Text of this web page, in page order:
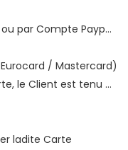
par Compte Paypal :
/ Mastercard)
Carte de paiement, la date d‘expiration et le cryptogramme.
ladite Carte